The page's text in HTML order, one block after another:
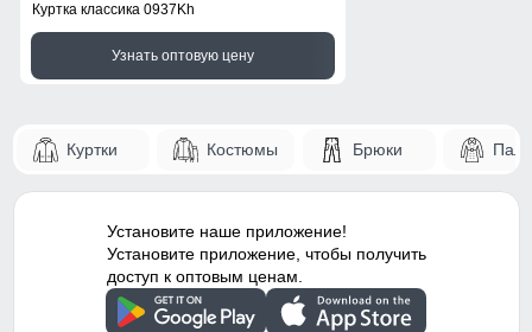
Куртка классика 0937Kh
Узнать оптовую цену
Куртки Костюмы Брюки
Установите наше приложение!
Установите приложение, чтобы получить
доступ к оптовым ценам.